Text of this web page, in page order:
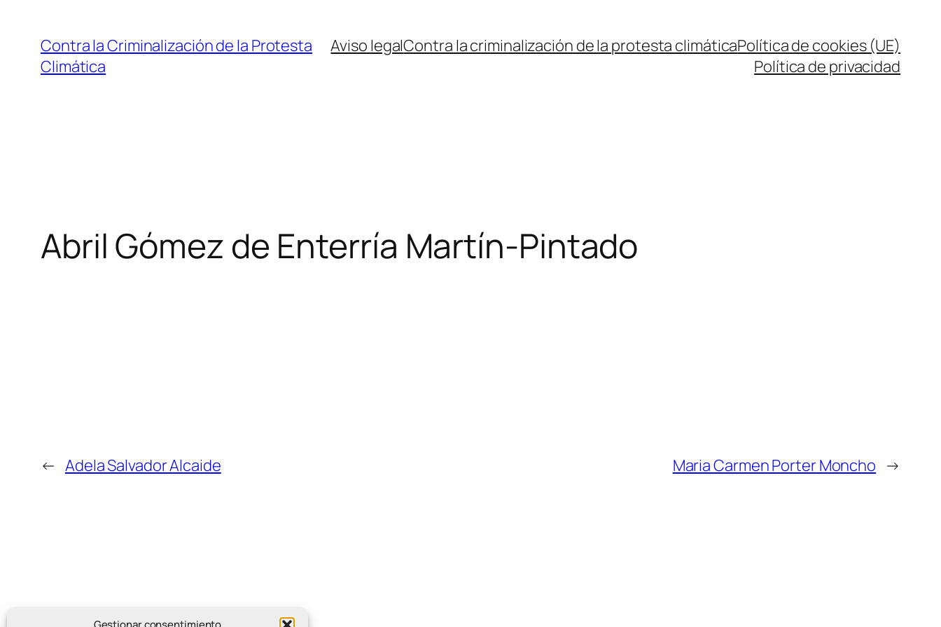
contenido
Contra la Criminalización de la Protesta
Climática
Aviso legalContra la criminalización de la protesta climáticaPolítica de cookies (UE)
Política de privacidad
Abril Gómez de Enterría Martín-Pintado
← Adela Salvador Alcaide Maria Carmen Porter Moncho →